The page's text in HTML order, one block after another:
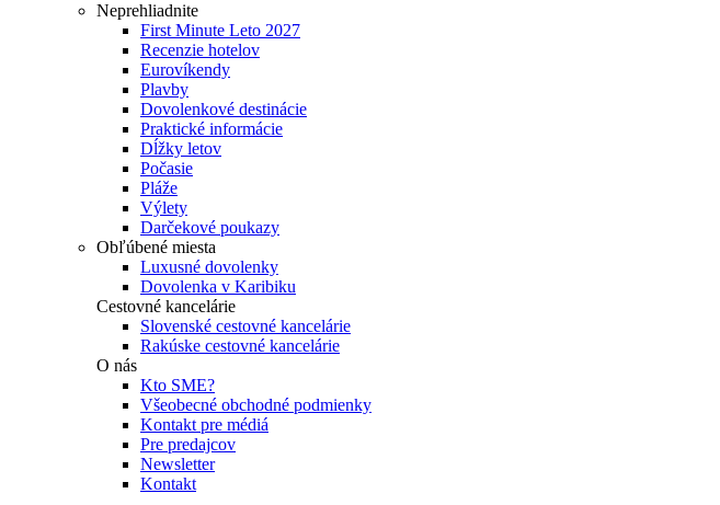
Neprehliadnite
First Minute Leto 2027
Recenzie hotelov
Eurovíkendy
Plavby
Dovolenkové destinácie
Praktické informácie
Dĺžky letov
Počasie
Pláže
Výlety
Darčekové poukazy
Obľúbené miesta
Luxusné dovolenky
Dovolenka v Karibiku
Cestovné kancelárie
Slovenské cestovné kancelárie
Rakúske cestovné kancelárie
O nás
Kto SME?
Všeobecné obchodné podmienky
Kontakt pre médiá
Pre predajcov
Newsletter
Kontakt